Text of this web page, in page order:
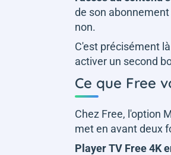
de son
non.
C'est précisément
activer un second
Ce que Free
Chez Free, l'option
met en avant deux
Player TV Free 4K